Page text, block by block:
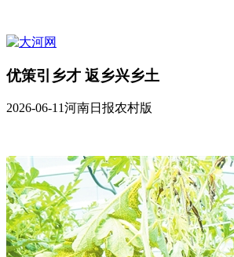
优策引乡才 返乡兴乡土
2026-06-11河南日报农村版